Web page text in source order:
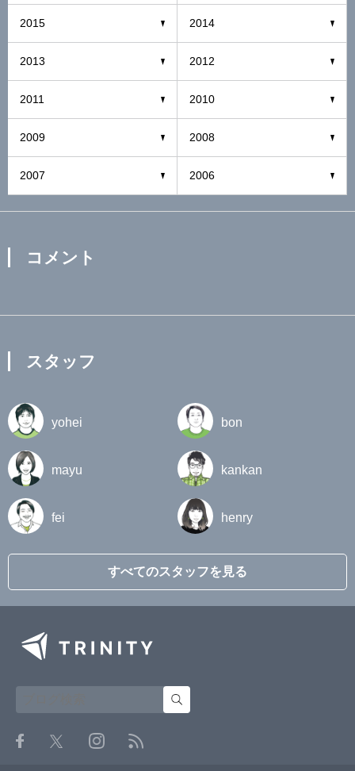
2015 2014
2013 2012
2011 2010
2009 2008
2007 2006
コメント
スタッフ
yohei bon
mayu kankan
fei henry
すべてのスタッフを見る